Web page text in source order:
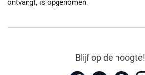
ontvangt, is opgenomen.
Blijf op de hoogte!